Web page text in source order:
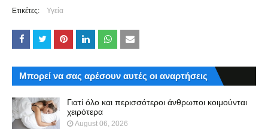
Ετικέτες: Υγεία
Μπορεί να σας αρέσουν αυτές οι αναρτήσεις
Γιατί όλο και περισσότεροι άνθρωποι κοιμούνται
χειρότερα
August 06, 2026